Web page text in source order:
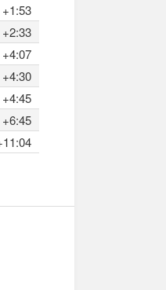
+1:53
+2:33
+4:07
+4:30
+4:45
+6:45